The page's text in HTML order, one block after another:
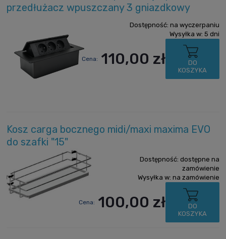
przedłużacz wpuszczany 3 gniazdkowy
Dostępność: na wyczerpaniu
Wysyłka w: 5 dni
Cena: 110,00 zł
DO
KOSZYKA
Kosz carga bocznego midi/maxi maxima EVO
do szafki "15"
Dostępność: dostępne na
zamówienie
Wysyłka w: na zamówienie
Cena: 100,00 zł
DO
KOSZYKA